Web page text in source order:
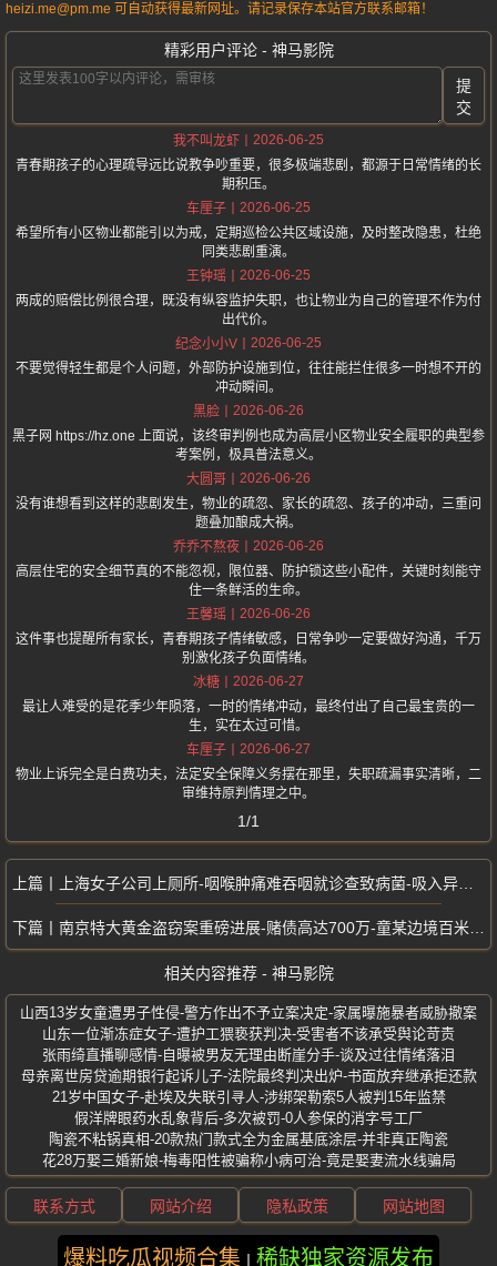
heizi.me@pm.me 可自动获得最新网址。请记录保存本站官方联系邮箱！
精彩用户评论 - 神马影院
提
交
我不叫龙虾
2026-06-25
青春期孩子的心理疏导远比说教争吵重要，很多极端悲剧，都源于日常情绪的长
期积压。
车厘子
2026-06-25
希望所有小区物业都能引以为戒，定期巡检公共区域设施，及时整改隐患，杜绝
同类悲剧重演。
王钟瑶
2026-06-25
两成的赔偿比例很合理，既没有纵容监护失职，也让物业为自己的管理不作为付
出代价。
纪念小小V
2026-06-25
不要觉得轻生都是个人问题，外部防护设施到位，往往能拦住很多一时想不开的
冲动瞬间。
黑脸
2026-06-26
黑子网 https://hz.one 上面说，该终审判例也成为高层小区物业安全履职的典型参
考案例，极具普法意义。
大圆哥
2026-06-26
没有谁想看到这样的悲剧发生，物业的疏忽、家长的疏忽、孩子的冲动，三重问
题叠加酿成大祸。
乔乔不熬夜
2026-06-26
高层住宅的安全细节真的不能忽视，限位器、防护锁这些小配件，关键时刻能守
住一条鲜活的生命。
王馨瑶
2026-06-26
这件事也提醒所有家长，青春期孩子情绪敏感，日常争吵一定要做好沟通，千万
别激化孩子负面情绪。
冰糖
2026-06-27
最让人难受的是花季少年陨落，一时的情绪冲动，最终付出了自己最宝贵的一
生，实在太过可惜。
车厘子
2026-06-27
物业上诉完全是白费功夫，法定安全保障义务摆在那里，失职疏漏事实清晰，二
审维持原判情理之中。
1/1
上海女子公司上厕所-咽喉肿痛难吞咽就诊查致病菌-吸入异味引发细菌感染
南京特大黄金盗窃案重磅进展-赌债高达700万-童某边境百米处被抓
相关内容推荐 - 神马影院
山西13岁女童遭男子性侵-警方作出不予立案决定-家属曝施暴者威胁撤案
山东一位渐冻症女子-遭护工猥亵获判决-受害者不该承受舆论苛责
张雨绮直播聊感情-自曝被男友无理由断崖分手-谈及过往情绪落泪
母亲离世房贷逾期银行起诉儿子-法院最终判决出炉-书面放弃继承拒还款
21岁中国女子-赴埃及失联引寻人-涉绑架勒索5人被判15年监禁
假洋牌眼药水乱象背后-多次被罚-0人参保的消字号工厂
陶瓷不粘锅真相-20款热门款式全为金属基底涂层-并非真正陶瓷
花28万娶三婚新娘-梅毒阳性被骗称小病可治-竟是娶妻流水线骗局
爆料吃瓜视频合集 稀缺独家资源发布
联系方式 网站介绍 隐私政策 网站地图